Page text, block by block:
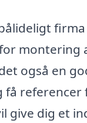
montering
også en
få
give dig et